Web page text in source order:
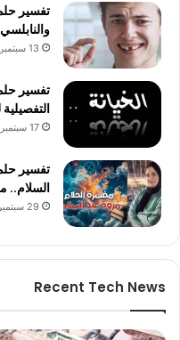
تفسير
13 سبتمبر، 2025
تفسير
17 سبتمبر، 2025
تفسير
السلام..
29 سبتمبر، 2025
Recent Tech News